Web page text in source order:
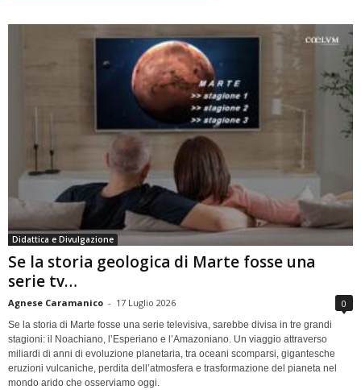
Didattica e Divulgazione
Se la storia geologica di Marte fosse una
serie tv…
Agnese Caramanico - 17 Luglio 2026 0
Se la storia di Marte fosse una serie televisiva, sarebbe divisa in tre grandi
stagioni: il Noachiano, l’Esperiano e l’Amazoniano. Un viaggio attraverso
miliardi di anni di evoluzione planetaria, tra oceani scomparsi, gigantesche
eruzioni vulcaniche, perdita dell’atmosfera e trasformazione del pianeta nel
mondo arido che osserviamo oggi.